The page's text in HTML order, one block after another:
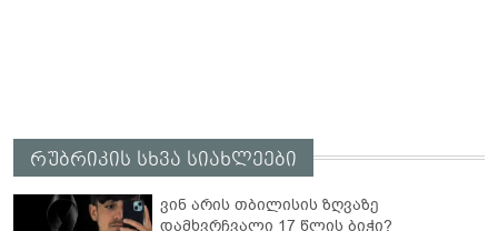
რუბრიკის სხვა სიახლეები
ვინ არის თბილისის ზღვაზე
დამხვრჩვალი 17 წლის ბიჭი?